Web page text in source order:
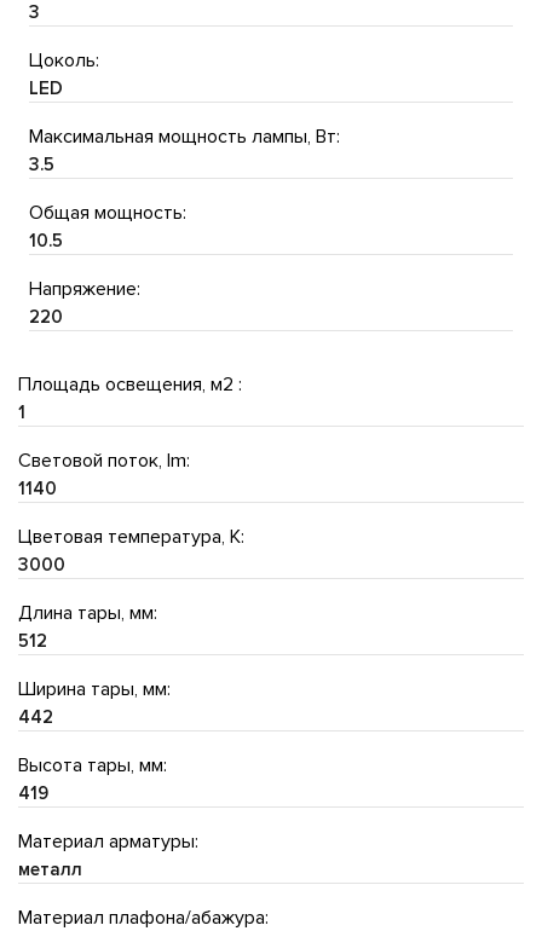
3
Цоколь:
LED
Максимальная мощность лампы, Вт:
3.5
Общая мощность:
10.5
Напряжение:
220
Площадь освещения, м2 :
1
Световой поток, lm:
1140
Цветовая температура, K:
3000
Длина тары, мм:
512
Ширина тары, мм:
442
Высота тары, мм:
419
Материал арматуры:
металл
Материал плафона/абажура: